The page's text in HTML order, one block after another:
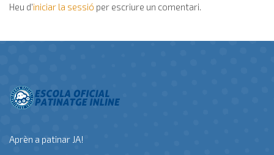
Heu d'iniciar la sessió per escriure un comentari.
Aprèn a patinar JA!